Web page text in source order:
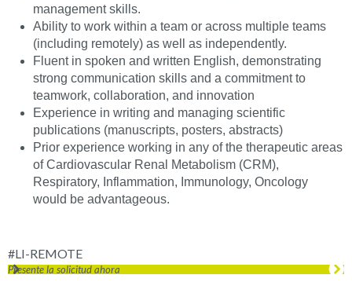
management skills.
Ability to work within a team or across multiple teams
(including remotely) as well as independently.
Fluent in spoken and written English, demonstrating
strong communication skills and a commitment to
teamwork, collaboration, and innovation
Experience in writing and managing scientific
publications (manuscripts, posters, abstracts)
Prior experience working in any of the therapeutic areas
of Cardiovascular Renal Metabolism (CRM),
Respiratory, Inflammation, Immunology, Oncology
would be advantageous.
#LI-REMOTE
Presente la solicitud ahora